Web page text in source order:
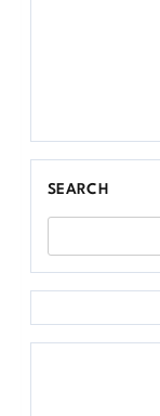
SEARCH